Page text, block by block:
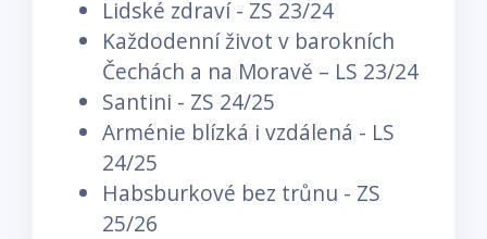
Lidské zdraví - ZS 23/24
Každodenní život v barokních
Čechách a na Moravě – LS 23/24
Santini - ZS 24/25
Arménie blízká i vzdálená - LS
24/25
Habsburkové bez trůnu - ZS
25/26